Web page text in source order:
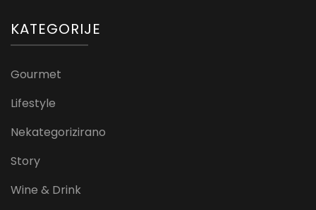
KATEGORIJE
Gourmet
Lifestyle
Nekategorizirano
Story
Wine & Drink